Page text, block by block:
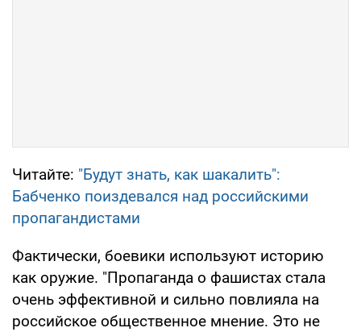
Читайте: "Будут знать, как шакалить":
Бабченко поиздевался над российскими
пропагандистами
Фактически, боевики используют историю
как оружие. "Пропаганда о фашистах стала
очень эффективной и сильно повлияла на
российское общественное мнение. Это не